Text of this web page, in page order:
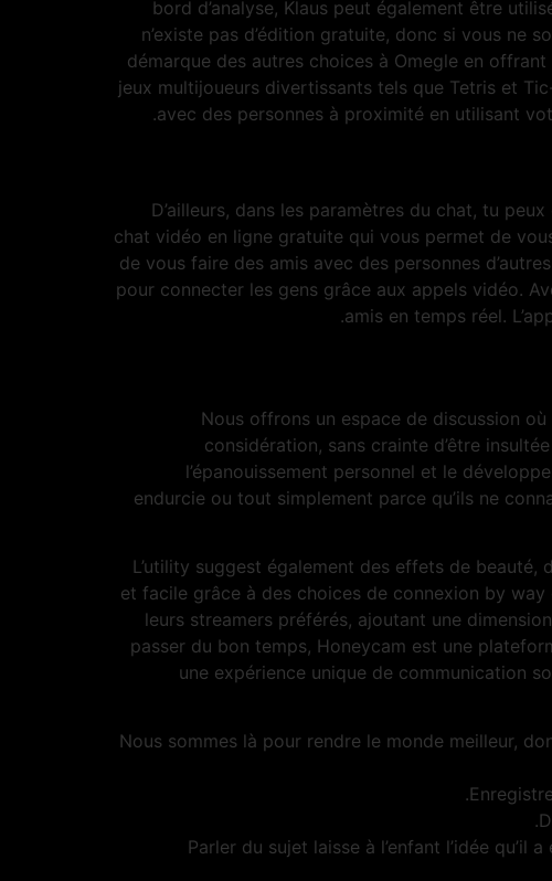
bord d’analyse, Klaus peut également être
n’existe pas d’édition gratuite, donc si vous ne
démarque des autres choices à Omegle en
jeux multijoueurs divertissants tels que Tetris et
avec des personnes à proximité en utilisant
D’ailleurs, dans les paramètres du chat, tu
chat vidéo en ligne gratuite qui vous permet de
de vous faire des amis avec des personnes
pour connecter les gens grâce aux appels vidéo.
amis en temps réel.
Nous offrons un espace de discussion
considération, sans crainte d’être
l’épanouissement personnel et le
endurcie ou tout simplement parce qu’ils ne
L’utility suggest également des effets de
et facile grâce à des choices de connexion by
leurs streamers préférés, ajoutant une
passer du bon temps, Honeycam est une
une expérience unique de communication
Nous sommes là pour rendre le monde meilleur,
Parler du sujet laisse à l’enfant l’idée